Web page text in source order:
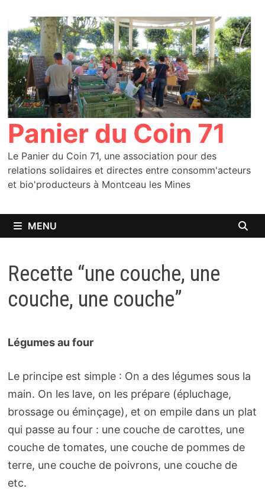
contenu
Panier du Coin 71
Le Panier du Coin 71, une association pour des
relations solidaires et directes entre consomm'acteurs
et bio'producteurs à Montceau les Mines
MENU
Recette “une couche, une
couche, une couche”
Légumes au four
Le principe est simple : On a des légumes sous la
main. On les lave, on les prépare (épluchage,
brossage ou éminçage), et on empile dans un plat
qui passe au four : une couche de carottes, une
couche de tomates, une couche de pommes de
terre, une couche de poivrons, une couche de
etc.